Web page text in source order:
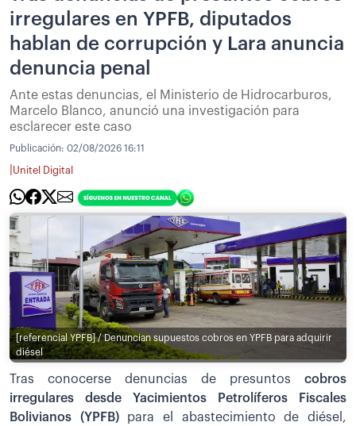
irregulares en YPFB, diputados
hablan de corrupción y Lara anuncia
denuncia penal
Ante estas denuncias, el Ministerio de Hidrocarburos,
Marcelo Blanco, anunció una investigación para
esclarecer este caso
Publicación: 02/08/2026 16:11
Unitel Digital
[referencial YPFB] / Denuncian supuestos cobros en YPFB para adquirir
diésel
Tras conocerse denuncias de presuntos cobros
irregulares desde Yacimientos Petrolíferos Fiscales
Bolivianos (YPFB)para el abastecimiento de diésel,